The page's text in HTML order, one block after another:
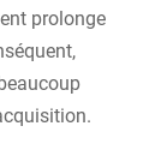
prolonge